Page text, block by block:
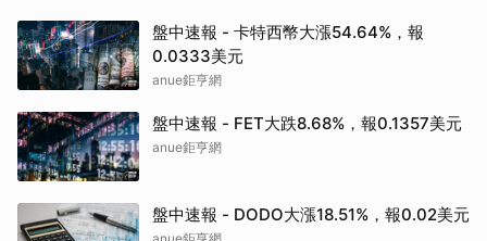
盤中速報 - DODO大漲18.51%，報0.02美元
anue鉅亨網